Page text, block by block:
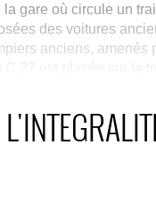
la gare où circule un
des voitures
anciens,